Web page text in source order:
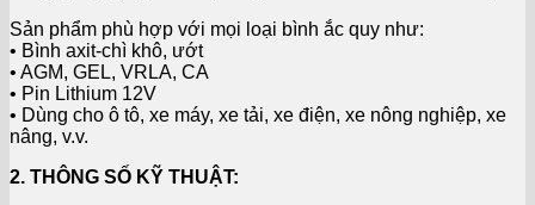
Sản phẩm phù hợp với mọi loại bình ắc quy như:
• Bình axit-chì khô, ướt
• AGM, GEL, VRLA, CA
• Pin Lithium 12V
• Dùng cho ô tô, xe máy, xe tải, xe điện, xe nông nghiệp, xe
nâng, v.v.
2. THÔNG SỐ KỸ THUẬT: